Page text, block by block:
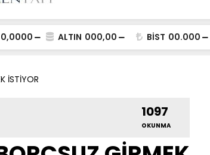
0,0000 ALTIN 000,00 BİST 00.000
İSTİYOR
1097
OKUNMA